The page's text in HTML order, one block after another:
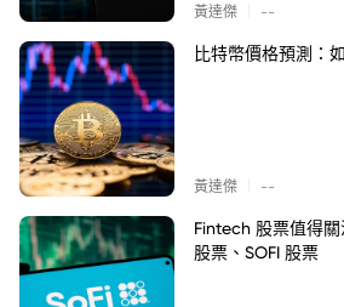
黃達傑 --
比特幣價格預測：
黃達傑 --
Fintech 股票值得關
股票、SOFI 股票